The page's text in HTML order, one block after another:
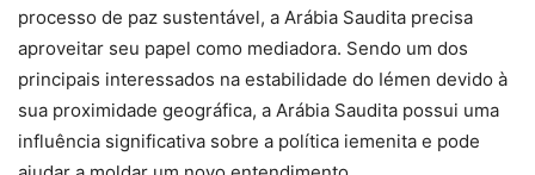
processo de paz sustentável, a Arábia Saudita precisa
aproveitar seu papel como mediadora. Sendo um dos
principais interessados na estabilidade do Iémen devido à
sua proximidade geográfica, a Arábia Saudita possui uma
influência significativa sobre a política iemenita e pode